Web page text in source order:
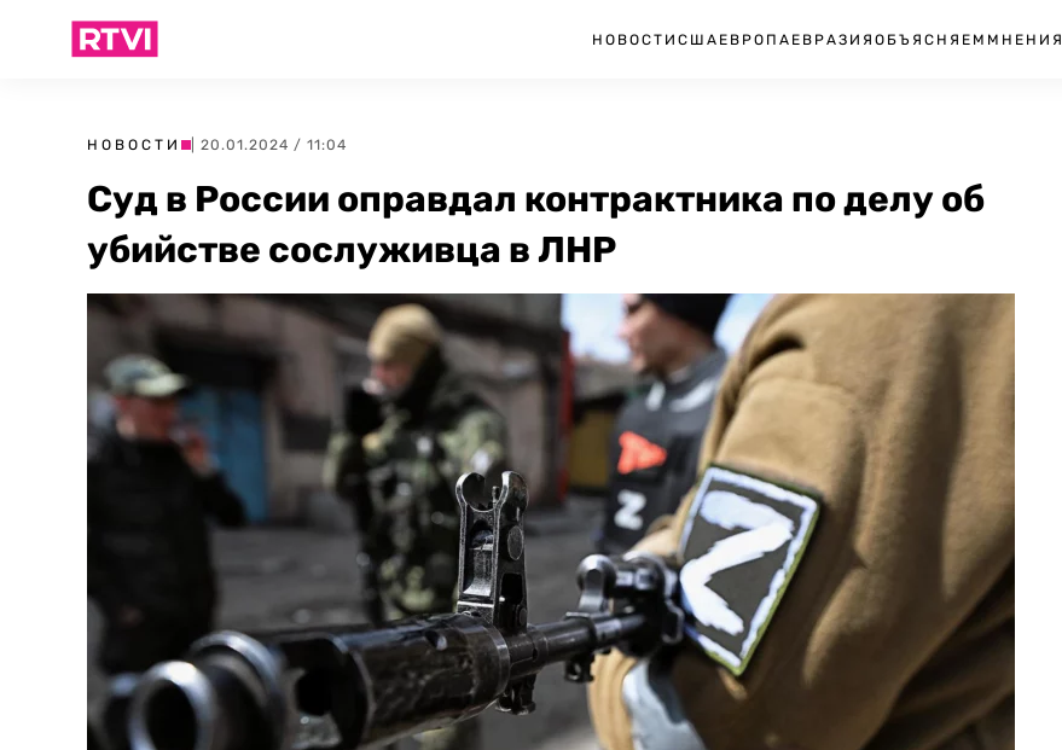
НОВОСТИ США ЕВРОПА ЕВРАЗИЯ ОБЪЯСНЯЕМ МНЕНИЯ
НОВОСТИ | 20.01.2024 / 11:04
Суд в России оправдал контрактника по делу об
убийстве сослуживца в ЛНР